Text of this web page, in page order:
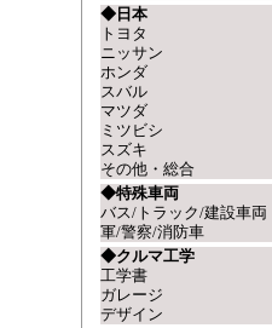
◆日本
トヨタ
ニッサン
ホンダ
スバル
マツダ
ミツビシ
スズキ
その他・総合
◆特殊車両
バス/トラック/建設車両
軍/警察/消防車
◆クルマ工学
工学書
ガレージ
デザイン